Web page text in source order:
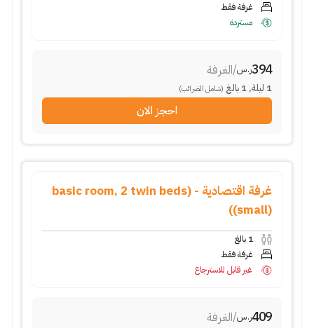
غرفة فقط
مستردة
394ر.س/الغرفة
1 ليلة,
1 بالغ (شامل الضرائب)
احجز الان
غرفة اقتصادية - (basic room, 2 twin beds
(small))
1 بالغ
غرفة فقط
غير قابل للاسترجاع
409ر.س/الغرفة